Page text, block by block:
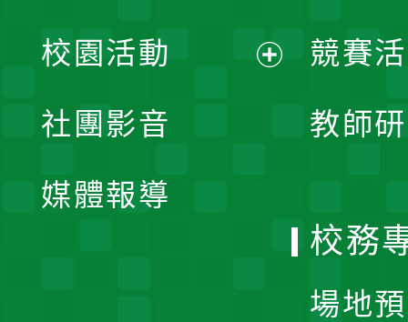
競賽
教師
開
校園活動
社團影音
媒體報導
校務
場地